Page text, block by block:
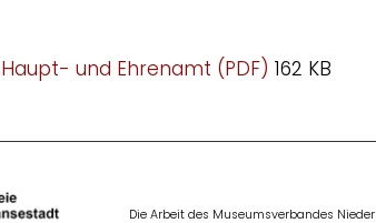
und Ehrenamt (PDF) 162 KB
Die Arbeit des Museumsverbandes